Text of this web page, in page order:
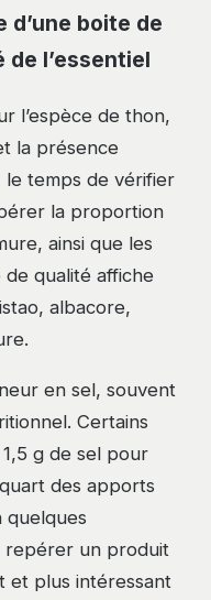
d’une boite de
l’essentiel
l’espèce de thon,
la présence
le temps de vérifier
la proportion
ainsi que les
qualité affiche
albacore,
en sel, souvent
Certains
g de sel pour
des apports
quelques
repérer un produit
et plus intéressant